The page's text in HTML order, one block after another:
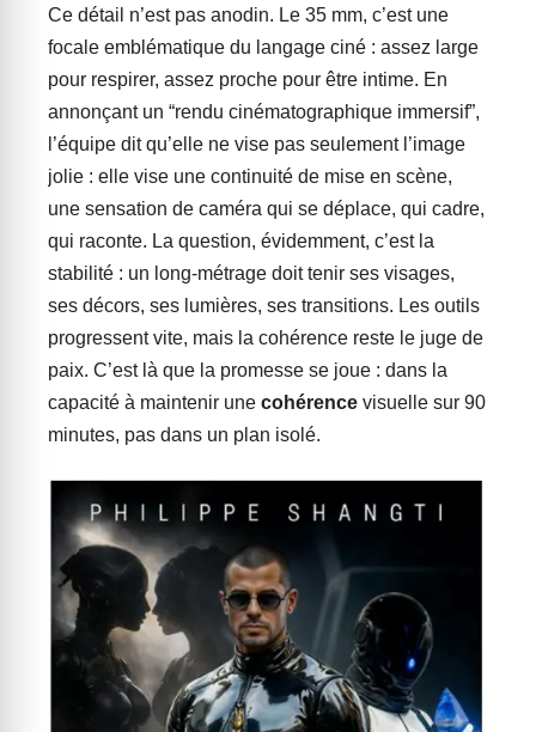
Ce détail n’est pas anodin. Le 35 mm, c’est une
focale emblématique du langage ciné : assez large
pour respirer, assez proche pour être intime. En
annonçant un “rendu cinématographique immersif”,
l’équipe dit qu’elle ne vise pas seulement l’image
jolie : elle vise une continuité de mise en scène,
une sensation de caméra qui se déplace, qui cadre,
qui raconte. La question, évidemment, c’est la
stabilité : un long-métrage doit tenir ses visages,
ses décors, ses lumières, ses transitions. Les outils
progressent vite, mais la cohérence reste le juge de
paix. C’est là que la promesse se joue : dans la
capacité à maintenir une cohérence visuelle sur 90
minutes, pas dans un plan isolé.